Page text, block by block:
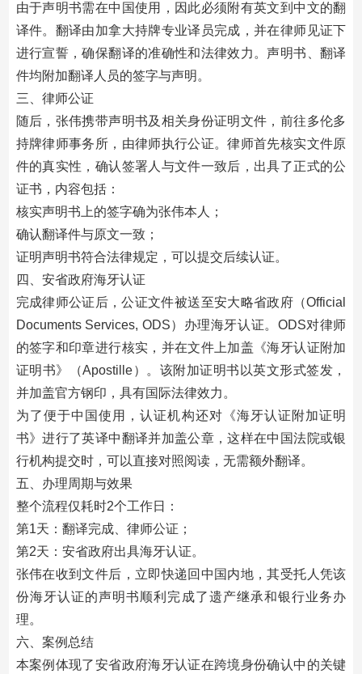
由于声明书需在中国使用，因此必须附有英文到中文的翻
译件。翻译由加拿大持牌专业译员完成，并在律师见证下
进行宣誓，确保翻译的准确性和法律效力。声明书、翻译
件均附加翻译人员的签字与声明。
三、律师公证
随后，张伟携带声明书及相关身份证明文件，前往多伦多
持牌律师事务所，由律师执行公证。律师首先核实文件原
件的真实性，确认签署人与文件一致后，出具了正式的公
证书，内容包括：
核实声明书上的签字确为张伟本人；
确认翻译件与原文一致；
证明声明书符合法律规定，可以提交后续认证。
四、安省政府海牙认证
完成律师公证后，公证文件被送至安大略省政府（Official
Documents Services, ODS）办理海牙认证。ODS对律师
的签字和印章进行核实，并在文件上加盖《海牙认证附加
证明书》（Apostille）。该附加证明书以英文形式签发，
并加盖官方钢印，具有国际法律效力。
为了便于中国使用，认证机构还对《海牙认证附加证明
书》进行了英译中翻译并加盖公章，这样在中国法院或银
行机构提交时，可以直接对照阅读，无需额外翻译。
五、办理周期与效果
整个流程仅耗时2个工作日：
第1天：翻译完成、律师公证；
第2天：安省政府出具海牙认证。
张伟在收到文件后，立即快递回中国内地，其受托人凭该
份海牙认证的声明书顺利完成了遗产继承和银行业务办
理。
六、案例总结
本案例体现了安省政府海牙认证在跨境身份确认中的关键